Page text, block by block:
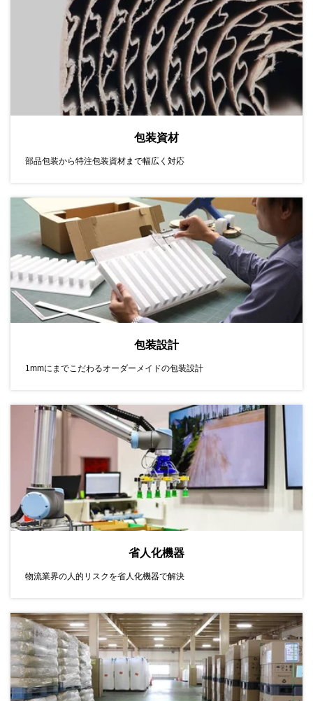
包装資材
部品包装から特注包装資材まで幅広く対応
包装設計
1mmにまでこだわるオーダーメイドの包装設計
省人化機器
物流業界の人的リスクを省人化機器で解決